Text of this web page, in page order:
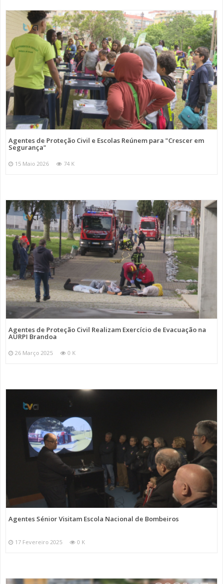
Agentes de Proteção Civil e Escolas Reúnem para "Crescer em
Segurança"
15 Maio 2026 74 K
Agentes de Proteção Civil Realizam Exercício de Evacuação na
AURPI Brandoa
26 Março 2025 0 K
Agentes Sénior Visitam Escola Nacional de Bombeiros
17 Fevereiro 2025 0 K